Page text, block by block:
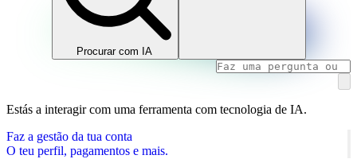
Procurar com IA
Estás a interagir com uma ferramenta com tecnologia de IA.
Faz a gestão da tua conta
O teu perfil, pagamentos e mais.